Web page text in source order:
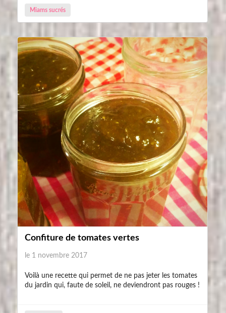
Miams sucrés
Confiture de tomates vertes
le 1 novembre 2017
Voilà une recette qui permet de ne pas jeter les tomates
du jardin qui, faute de soleil, ne deviendront pas rouges !